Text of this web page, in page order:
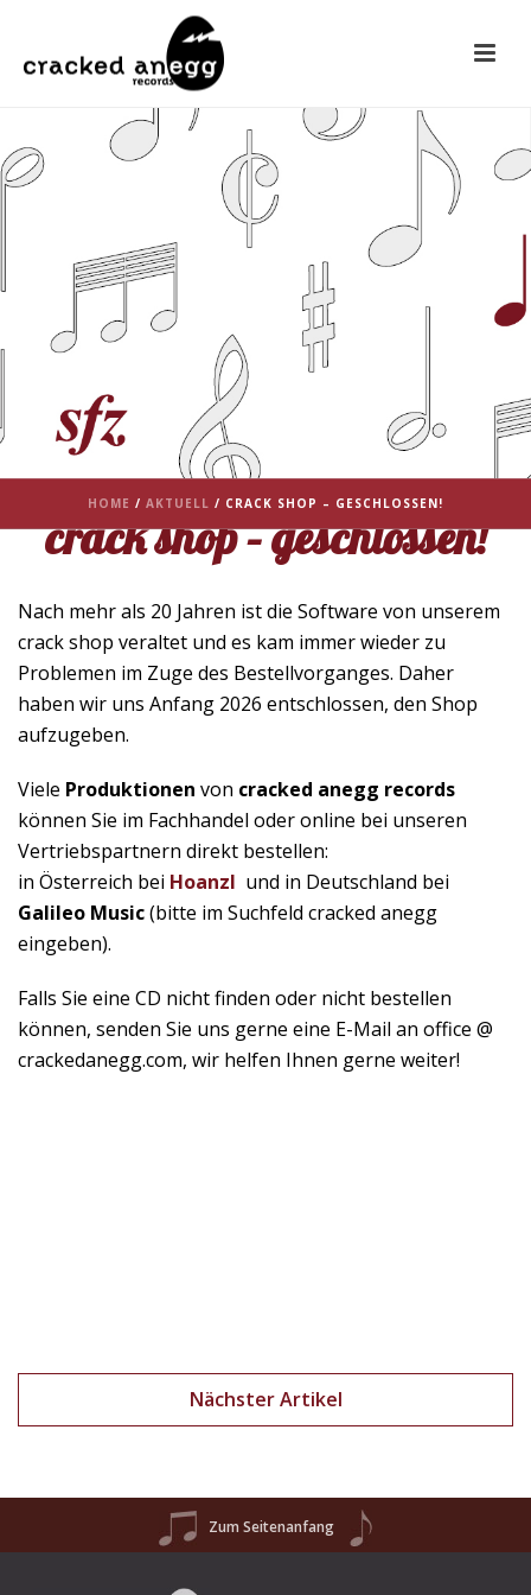
HOME / AKTUELL / CRACK SHOP – GESCHLOSSEN!
crack shop – geschlossen!
Nach mehr als 20 Jahren ist die Software von unserem
crack shop veraltet und es kam immer wieder zu
Problemen im Zuge des Bestellvorganges. Daher
haben wir uns Anfang 2026 entschlossen, den Shop
aufzugeben.
Viele Produktionen von cracked anegg records
können Sie im Fachhandel oder online bei unseren
Vertriebspartnern direkt bestellen:
in Österreich bei Hoanzl und in Deutschland bei
Galileo Music(bitte im Suchfeld cracked anegg
eingeben).
Falls Sie eine CD nicht finden oder nicht bestellen
können, senden Sie uns gerne eine E-Mail an office @
crackedanegg.com, wir helfen Ihnen gerne weiter!
Nächster Artikel
Zum Seitenanfang